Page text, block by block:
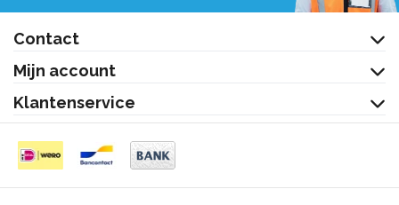
Contact
Mijn account
Klantenservice